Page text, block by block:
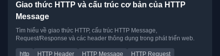
Giao thức HTTP và cấu trúc cơ bản của HTTP
Message
Tìm hiểu về giao thức HTTP, cấu trúc HTTP Message,
Request/Response và các header thông dụng trong phát triển web.
http HTTP Header HTTP Message
HTTP Request